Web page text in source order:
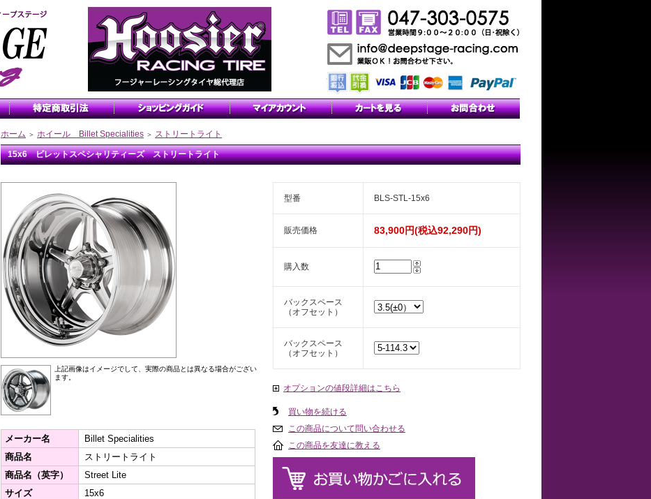
ホーム ＞ ホイール Billet Specialities ＞ ストリートライト
15x6 ビレットスペシャリティーズ ストリートライト
上記画像はイメージでして、実際の商品とは異なる場合がござい
ます。
メーカー名
Billet Specialities
商品名
ストリートライト
商品名（英字）
Street Lite
サイズ
15x6
型番 BLS-STL-15x6
販売価格 83,900円(税込92,290円)
購入数
バックスペース
（オフセット）
バックスペース
（オフセット）
オプションの値段詳細はこちら
買い物を続ける
この商品について問い合わせる
この商品を友達に教える